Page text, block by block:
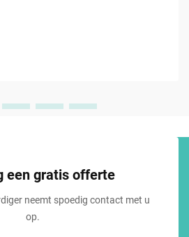
een gratis offerte
neemt spoedig contact met u
op.